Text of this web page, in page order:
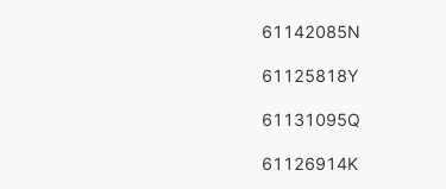
61142085N
61125818Y
61131095Q
61126914K